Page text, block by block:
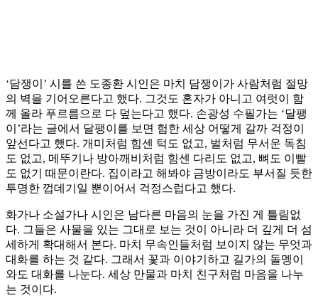
‘담쟁이’ 시를 쓴 도종환 시인은 마치 담쟁이가 사람처럼 절망
의 벽을 기어오른다고 했다. 그것도 혼자가 아니고 여럿이 함
께 올라 푸르름으로 다 덮는다고 했다. 손광성 수필가는 ‘달팽
이’라는 글에서 달팽이를 보면 험한 세상 어떻게 갈까 걱정이
앞선다고 했다. 개미처럼 힘센 턱도 없고, 벌처럼 무서운 독침
도 없고, 메뚜기나 방아깨비처럼 힘센 다리도 없고, 뼈도 이빨
도 없기 때문이란다. 집이라고 해봐야 금방이라도 부서질 듯한
투명한 껍데기일 뿐이어서 걱정스럽다고 했다.
화가나 소설가나 시인은 남다른 마음의 눈을 가진 게 틀림없
다. 그들은 사물을 있는 그대로 보는 것이 아니라 더 깊게 더 섬
세하게 확대해서 본다. 마치 무속인들처럼 보이지 않는 무엇과
대화를 하는 것 같다. 그래서 꽃과 이야기하고 길가의 돌멩이
와도 대화를 나눈다. 세상 만물과 마치 친구처럼 마음을 나누
는 것이다.